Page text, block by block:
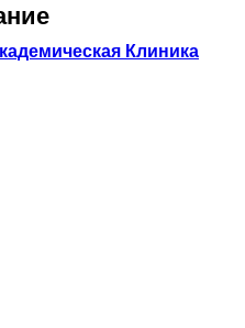
Клиника